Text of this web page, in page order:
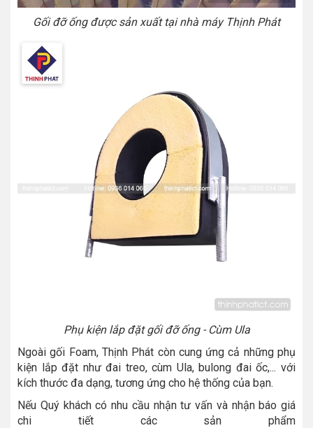
Gối đỡ ống được sản xuất tại nhà máy Thịnh Phát
Phụ kiện lắp đặt gối đỡ ống - Cùm Ula
Ngoài gối Foam, Thịnh Phát còn cung ứng cả những phụ
kiện lắp đặt như đai treo, cùm Ula, bulong đai ốc,... với
kích thước đa dạng, tương ứng cho hệ thống của bạn.
Nếu Quý khách có nhu cầu nhận tư vấn và nhận báo giá
chi tiết các sản phẩm